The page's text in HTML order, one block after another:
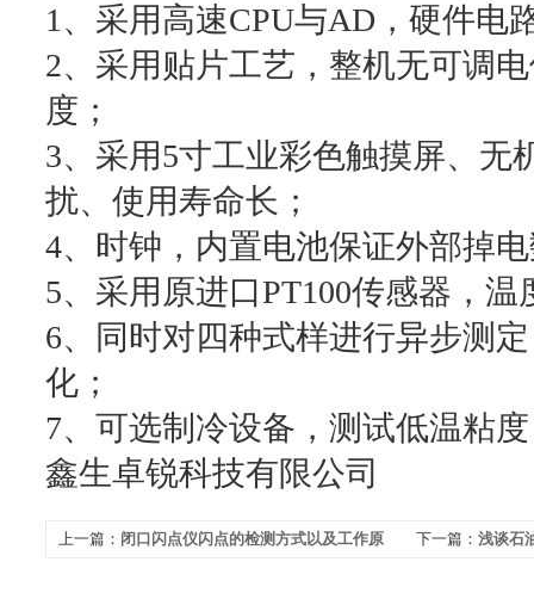
1、采用高速CPU与AD，硬件电
2、采用贴片工艺，整机无可调
度；
3、采用5寸工业彩色触摸屏、无
扰、使用寿命长；
4、时钟，内置电池保证外部掉
5、采用原进口PT100传感器，
6、同时对四种式样进行异步测
化；
7、可选制冷设备，测试低温粘
鑫生卓锐科技有限公司
上一篇： 闭口闪点仪闪点的检测方式以及工作原
下一篇： 浅谈石